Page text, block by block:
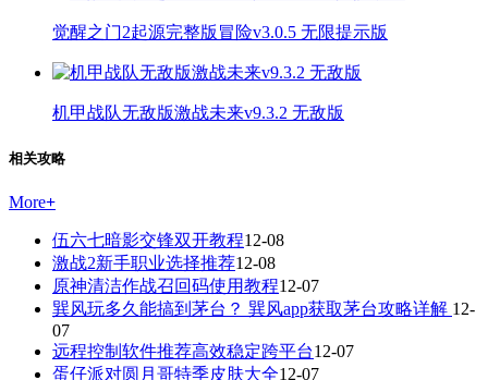
觉醒之门2起源完整版冒险v3.0.5 无限提示版
机甲战队无敌版激战未来v9.3.2 无敌版
相关攻略
More+
伍六七暗影交锋双开教程12-08
激战2新手职业选择推荐12-08
原神清洁作战召回码使用教程12-07
巽风玩多久能搞到茅台？ 巽风app获取茅台攻略详解 12-
07
远程控制软件推荐高效稳定跨平台12-07
蛋仔派对圆月哥特季皮肤大全12-07